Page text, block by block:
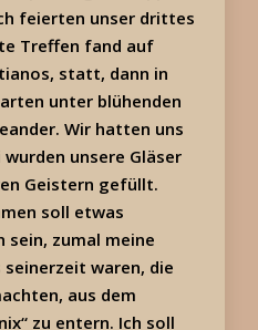
feierten unser drittes
Treffen fand auf
statt, dann in
unter blühenden
Wir hatten uns
unsere Gläser
Geistern gefüllt.
soll etwas
sein, zumal meine
seinerzeit waren, die
aus dem
zu entern. Ich soll